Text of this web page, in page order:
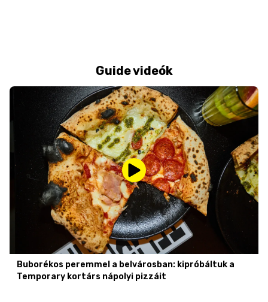
Guide videók
Buborékos peremmel a belvárosban: kipróbáltuk a
Temporary kortárs nápolyi pizzáit